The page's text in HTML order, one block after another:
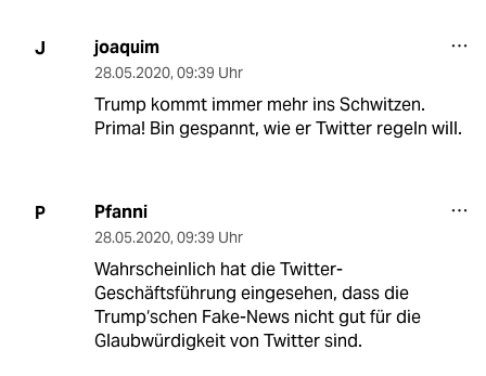
J joaquim
28.05.2020, 09:39 Uhr
Trump kommt immer mehr ins Schwitzen.
Prima! Bin gespannt, wie er Twitter regeln will.
P Pfanni
28.05.2020, 09:39 Uhr
Wahrscheinlich hat die Twitter-
Geschäftsführung eingesehen, dass die
Trump‘schen Fake-News nicht gut für die
Glaubwürdigkeit von Twitter sind.